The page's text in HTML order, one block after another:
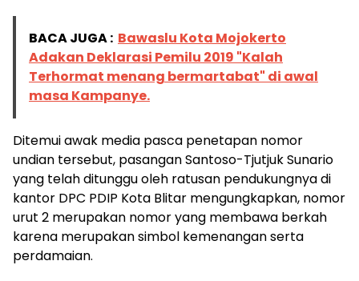
BACA JUGA : Bawaslu Kota Mojokerto
Adakan Deklarasi Pemilu 2019 "Kalah
Terhormat menang bermartabat" di awal
masa Kampanye.
Ditemui awak media pasca penetapan nomor
undian tersebut, pasangan Santoso-Tjutjuk Sunario
yang telah ditunggu oleh ratusan pendukungnya di
kantor DPC PDIP Kota Blitar mengungkapkan, nomor
urut 2 merupakan nomor yang membawa berkah
karena merupakan simbol kemenangan serta
perdamaian.